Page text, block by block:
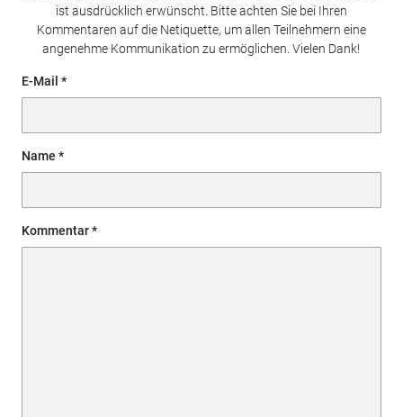
ist ausdrücklich erwünscht. Bitte achten Sie bei Ihren
Kommentaren auf die Netiquette, um allen Teilnehmern eine
angenehme Kommunikation zu ermöglichen. Vielen Dank!
E-Mail
Name
Kommentar